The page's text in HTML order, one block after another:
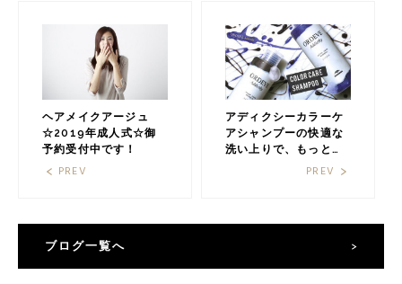
ヘアメイクアージュ
☆2019年成人式☆御
予約受付中です！
PREV
アディクシーカラーケ
アシャンプーの快適な
洗い上りで、もっとも
っとカラーを楽しみま
PREV
ブログ一覧へ